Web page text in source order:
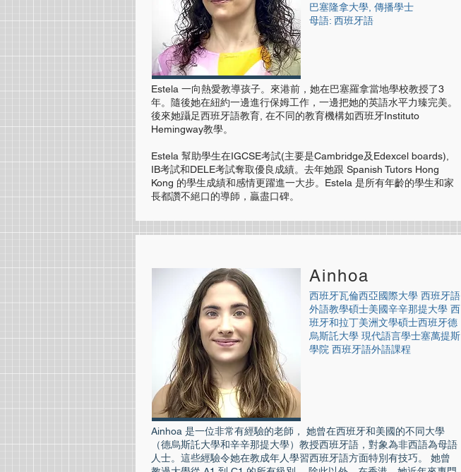
巴塞隆拿大學, 傳播學士
母語: 西班牙語
Estela 一向熱愛教導孩子。來港前，她在巴塞羅拿當地學校教授了3
年。隨後她在紐約一邊進行保姆工作，一邊把她的英語水平力臻完美。
後來她躡足西班牙語教育, 在不同的教育機構如西班牙Instituto
Hemingway教學。​
Estela 幫助學生在IGCSE考試(主要是Cambridge及Edexcel boards),
IB考試和DELE考試奪取優良成績。去年她跟 Spanish Tutors Hong
Kong 的學生成績和感情更躍進一大步。Estela 是所有年齡的學生和家
長都讚不絕口的導師，贏盡口碑。
Ainhoa
西班牙瓦倫西亞國際大學 西班牙語
外語教學碩士美國辛辛那提大學 西
班牙和拉丁美洲文學碩士西班牙德
烏斯託大學 現代語言學士塞萬提斯
學院 西班牙語外語課程
​Ainhoa 是一位非常有經驗的老師， 她曾在西班牙和美國的不同大學
（德烏斯託大學和辛辛那提大學）教授西班牙語，對象為非西語為母語
人士。這些經驗令她在教成年人學習西班牙語方面特別有技巧。 她曾